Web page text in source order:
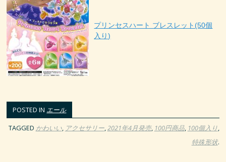
プリンセスハート ブレスレット(50個
入り)
POSTED IN エール
TAGGED かわいい, アクセサリー,2021年4月発売, 100円商品, 100個入り,
特殊形状.